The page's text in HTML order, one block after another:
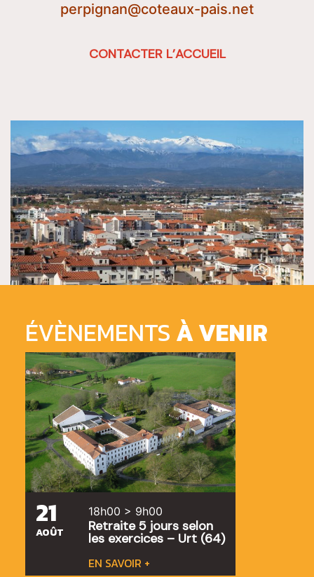
perpignan@coteaux-pais.net
CONTACTER L’ACCUEIL
ÉVÈNEMENTS À VENIR
21
AOÛT
18h00 > 9h00
Retraite 5 jours selon
les exercices – Urt (64)
EN SAVOIR +